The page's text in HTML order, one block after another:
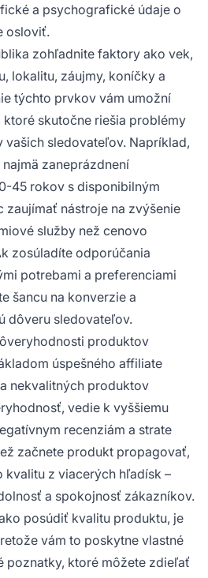
a psychografické údaje o
osloviť.
zohľadnite faktory ako vek,
lokalitu, záujmy, koníčky a
týchto prvkov vám umožní
skutočne riešia problémy
vašich sledovateľov. Napríklad,
zaneprázdnení
45 rokov s disponibilným
zaujímať nástroje na zvýšenie
služby než cenovo
zosúladíte odporúčania
potrebami a preferenciami
šancu na konverzie a
dôveru sledovateľov.
produktov
úspešného affiliate
nekvalitných produktov
vedie k vyššiemu
recenziám a strate
začnete produkt propagovať,
kvalitu z viacerých hľadísk –
a spokojnosť zákazníkov.
posúdiť kvalitu produktu, je
vám to poskytne vlastné
poznatky, ktoré môžete zdieľať